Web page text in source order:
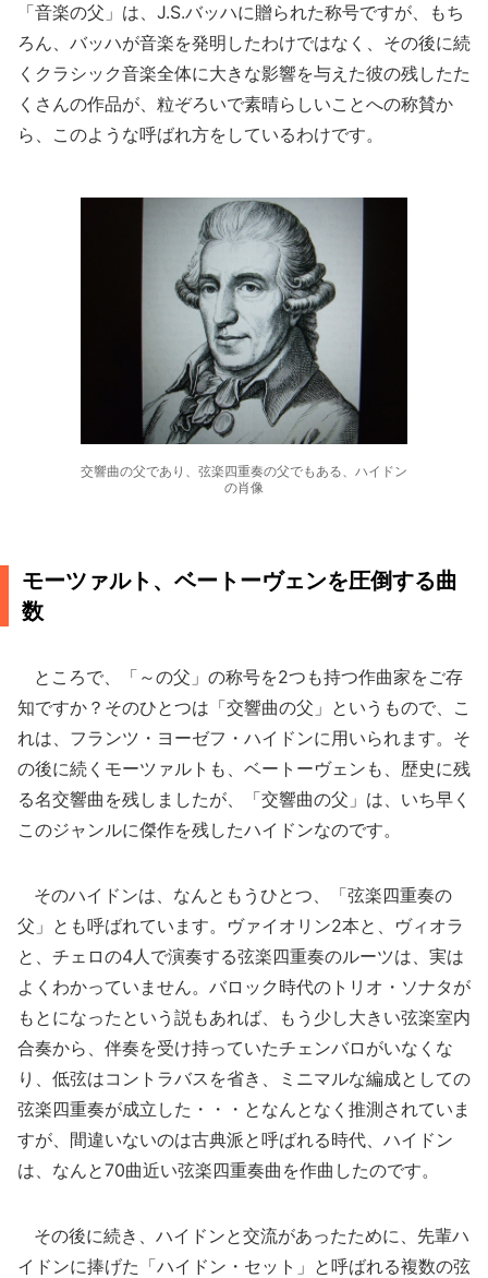
「音楽の父」は、J.S.バッハに贈られた称号ですが、もち
ろん、バッハが音楽を発明したわけではなく、その後に続
くクラシック音楽全体に大きな影響を与えた彼の残したた
くさんの作品が、粒ぞろいで素晴らしいことへの称賛か
ら、このような呼ばれ方をしているわけです。
交響曲の父であり、弦楽四重奏の父でもある、ハイドン
の肖像
モーツァルト、ベートーヴェンを圧倒する曲
数
ところで、「～の父」の称号を2つも持つ作曲家をご存
知ですか？そのひとつは「交響曲の父」というもので、こ
れは、フランツ・ヨーゼフ・ハイドンに用いられます。そ
の後に続くモーツァルトも、ベートーヴェンも、歴史に残
る名交響曲を残しましたが、「交響曲の父」は、いち早く
このジャンルに傑作を残したハイドンなのです。
そのハイドンは、なんともうひとつ、「弦楽四重奏の
父」とも呼ばれています。ヴァイオリン2本と、ヴィオラ
と、チェロの4人で演奏する弦楽四重奏のルーツは、実は
よくわかっていません。バロック時代のトリオ・ソナタが
もとになったという説もあれば、もう少し大きい弦楽室内
合奏から、伴奏を受け持っていたチェンバロがいなくな
り、低弦はコントラバスを省き、ミニマルな編成としての
弦楽四重奏が成立した・・・となんとなく推測されていま
すが、間違いないのは古典派と呼ばれる時代、ハイドン
は、なんと70曲近い弦楽四重奏曲を作曲したのです。
その後に続き、ハイドンと交流があったために、先輩ハ
イドンに捧げた「ハイドン・セット」と呼ばれる複数の弦